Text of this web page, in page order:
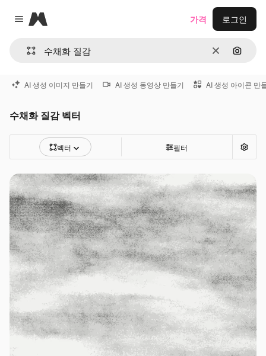
Close menu
Magnific
지우기이미지
가격 로그인
AI 생성 이미지 만들기 AI 생성 동영상 만들기 AI 생성 아이콘 만
수채화 질감 벡터
벡터 필터